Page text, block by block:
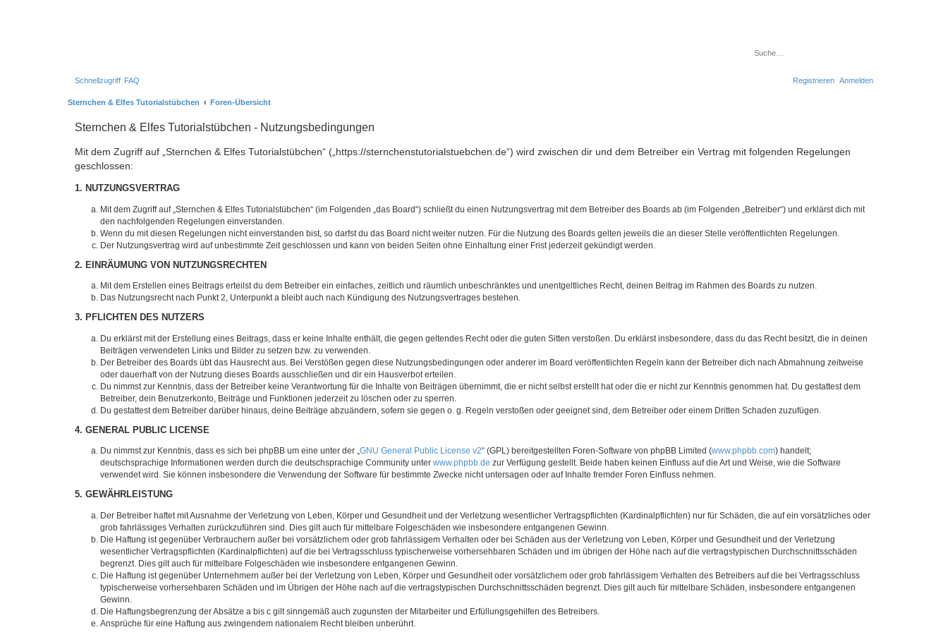
Schnellzugriff FAQ Anmelden
Registrieren
Sternchen & Elfes Tutorialstübchen Foren-Übersicht
Sternchen & Elfes Tutorialstübchen - Nutzungsbedingungen
Mit dem Zugriff auf „Sternchen & Elfes Tutorialstübchen“ („https://sternchenstutorialstuebchen.de“) wird zwischen dir und dem Betreiber ein Vertrag mit folgenden Regelungen
geschlossen:
1. NUTZUNGSVERTRAG
Mit dem Zugriff auf „Sternchen & Elfes Tutorialstübchen“ (im Folgenden „das Board“) schließt du einen Nutzungsvertrag mit dem Betreiber des Boards ab (im Folgenden „Betreiber“) und erklärst dich mit
den nachfolgenden Regelungen einverstanden.
Wenn du mit diesen Regelungen nicht einverstanden bist, so darfst du das Board nicht weiter nutzen. Für die Nutzung des Boards gelten jeweils die an dieser Stelle veröffentlichten Regelungen.
Der Nutzungsvertrag wird auf unbestimmte Zeit geschlossen und kann von beiden Seiten ohne Einhaltung einer Frist jederzeit gekündigt werden.
2. EINRÄUMUNG VON NUTZUNGSRECHTEN
Mit dem Erstellen eines Beitrags erteilst du dem Betreiber ein einfaches, zeitlich und räumlich unbeschränktes und unentgeltliches Recht, deinen Beitrag im Rahmen des Boards zu nutzen.
Das Nutzungsrecht nach Punkt 2, Unterpunkt a bleibt auch nach Kündigung des Nutzungsvertrages bestehen.
3. PFLICHTEN DES NUTZERS
Du erklärst mit der Erstellung eines Beitrags, dass er keine Inhalte enthält, die gegen geltendes Recht oder die guten Sitten verstoßen. Du erklärst insbesondere, dass du das Recht besitzt, die in deinen
Beiträgen verwendeten Links und Bilder zu setzen bzw. zu verwenden.
Der Betreiber des Boards übt das Hausrecht aus. Bei Verstößen gegen diese Nutzungsbedingungen oder anderer im Board veröffentlichten Regeln kann der Betreiber dich nach Abmahnung zeitweise
oder dauerhaft von der Nutzung dieses Boards ausschließen und dir ein Hausverbot erteilen.
Du nimmst zur Kenntnis, dass der Betreiber keine Verantwortung für die Inhalte von Beiträgen übernimmt, die er nicht selbst erstellt hat oder die er nicht zur Kenntnis genommen hat. Du gestattest dem
Betreiber, dein Benutzerkonto, Beiträge und Funktionen jederzeit zu löschen oder zu sperren.
Du gestattest dem Betreiber darüber hinaus, deine Beiträge abzuändern, sofern sie gegen o. g. Regeln verstoßen oder geeignet sind, dem Betreiber oder einem Dritten Schaden zuzufügen.
4. GENERAL PUBLIC LICENSE
Du nimmst zur Kenntnis, dass es sich bei phpBB um eine unter der „GNU General Public License v2“ (GPL) bereitgestellten Foren-Software von phpBB Limited (www.phpbb.com) handelt;
deutschsprachige Informationen werden durch die deutschsprachige Community unter www.phpbb.de zur Verfügung gestellt. Beide haben keinen Einfluss auf die Art und Weise, wie die Software
verwendet wird. Sie können insbesondere die Verwendung der Software für bestimmte Zwecke nicht untersagen oder auf Inhalte fremder Foren Einfluss nehmen.
5. GEWÄHRLEISTUNG
Der Betreiber haftet mit Ausnahme der Verletzung von Leben, Körper und Gesundheit und der Verletzung wesentlicher Vertragspflichten (Kardinalpflichten) nur für Schäden, die auf ein vorsätzliches oder
grob fahrlässiges Verhalten zurückzuführen sind. Dies gilt auch für mittelbare Folgeschäden wie insbesondere entgangenen Gewinn.
Die Haftung ist gegenüber Verbrauchern außer bei vorsätzlichem oder grob fahrlässigem Verhalten oder bei Schäden aus der Verletzung von Leben, Körper und Gesundheit und der Verletzung
wesentlicher Vertragspflichten (Kardinalpflichten) auf die bei Vertragsschluss typischerweise vorhersehbaren Schäden und im übrigen der Höhe nach auf die vertragstypischen Durchschnittsschäden
begrenzt. Dies gilt auch für mittelbare Folgeschäden wie insbesondere entgangenen Gewinn.
Die Haftung ist gegenüber Unternehmern außer bei der Verletzung von Leben, Körper und Gesundheit oder vorsätzlichem oder grob fahrlässigem Verhalten des Betreibers auf die bei Vertragsschluss
typischerweise vorhersehbaren Schäden und im Übrigen der Höhe nach auf die vertragstypischen Durchschnittsschäden begrenzt. Dies gilt auch für mittelbare Schäden, insbesondere entgangenen
Gewinn.
Die Haftungsbegrenzung der Absätze a bis c gilt sinngemäß auch zugunsten der Mitarbeiter und Erfüllungsgehilfen des Betreibers.
Ansprüche für eine Haftung aus zwingendem nationalem Recht bleiben unberührt.